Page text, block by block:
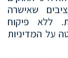
שאישרה
ללא פיקוח
על המדיניות